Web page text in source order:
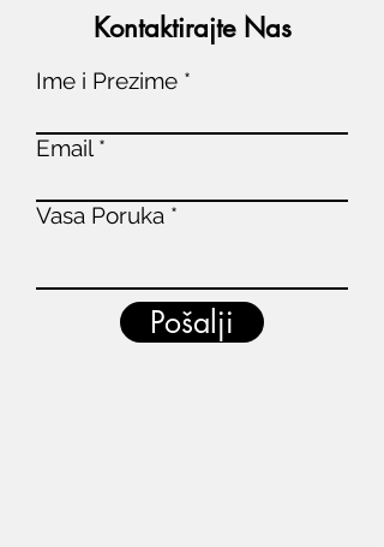
Kontaktirajte Nas
Ime i Prezime
Email
Vasa Poruka
Pošalji